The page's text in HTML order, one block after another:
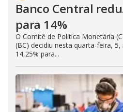
Banco Central
para 14%
O Comitê de Política Monetária
(BC) decidiu nesta quarta-feira, 5,
14,25% para...